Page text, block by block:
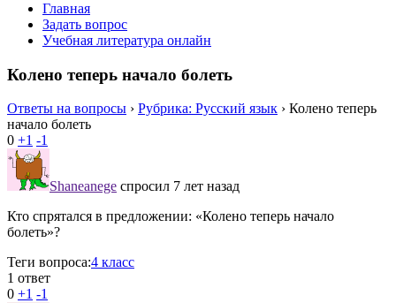
Главная
Задать вопрос
Учебная литература онлайн
Колено теперь начало болеть
Ответы на вопросы › Рубрика: Русский язык › Колено теперь
начало болеть
0 +1 -1
Shaneanege спросил 7 лет назад
Кто спрятался в предложении: «Колено теперь начало
болеть»?
Теги вопроса:4 класс
1 ответ
0 +1 -1